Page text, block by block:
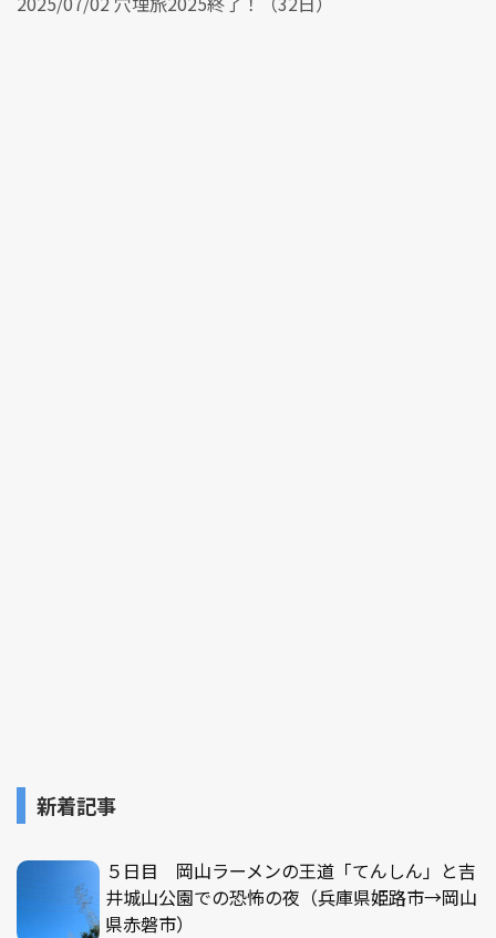
新着記事
５日目 岡山ラーメンの王道「てんしん」と吉
井城山公園での恐怖の夜（兵庫県姫路市→岡山
県赤磐市）